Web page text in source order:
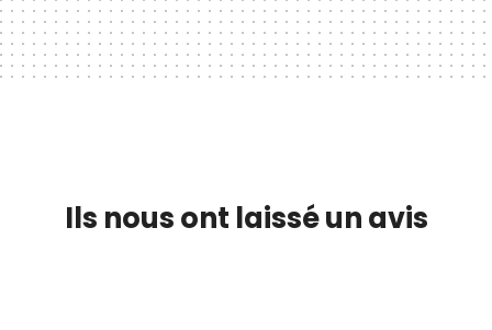
Ils nous ont laissé un avis